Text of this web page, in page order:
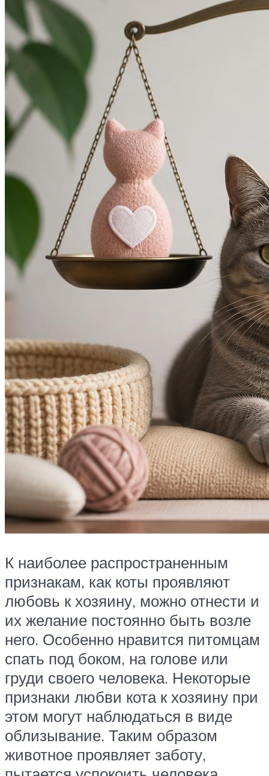
К наиболее распространенным
признакам, как коты проявляют
любовь к хозяину, можно отнести и
их желание постоянно быть возле
него. Особенно нравится питомцам
спать под боком, на голове или
груди своего человека. Некоторые
признаки любви кота к хозяину при
этом могут наблюдаться в виде
облизывание. Таким образом
животное проявляет заботу,